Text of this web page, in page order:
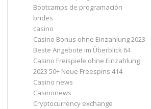
Bootcamps de programación
brides
casino
Casino Bonus ohne Einzahlung 2023 ️
Beste Angebote im Überblick 64
Casino Freispiele ohne Einzahlung
2023 50+ Neue Freespins 414
Casino news
Casinonews
Cryptocurrency exchange